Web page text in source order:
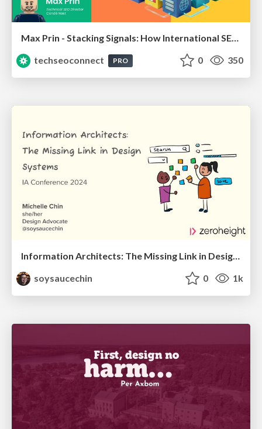
Max Prin - Stacking Signals: How International SEO Comes Together (And Falls Apart)
techseoconnect
PRO 0 350
soysaucechin
0 1k